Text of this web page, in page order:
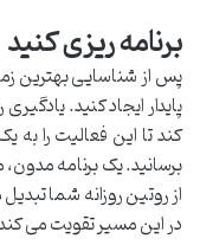
برنامه ریزی کنید
پس از شناسایی بهترین
پایدار ایجاد کنید.
کند تا این فعالیت را به
برسانید. یک برنامه
از روتین روزانه شما
در این مسیر تقویت می